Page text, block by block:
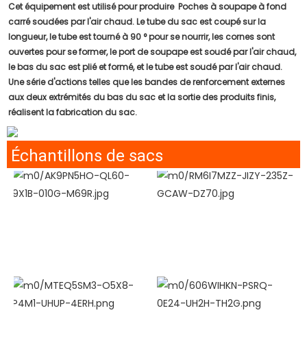
Cet équipement est utilisé pour produire Poches à soupape à fond
carré soudées par l'air chaud. Le tube du sac est coupé sur la
longueur, le tube est tourné à 90 ° pour se nourrir, les cornes sont
ouvertes pour se former, le port de soupape est soudé par l'air chaud,
le bas du sac est plié et formé, et le tube est soudé par l'air chaud.
Une série d'actions telles que les bandes de renforcement externes
aux deux extrémités du bas du sac et la sortie des produits finis,
réalisent la fabrication du sac.
Échantillons de sacs